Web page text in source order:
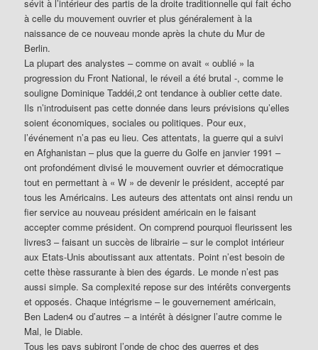
sévit à l’intérieur des partis de la droite traditionnelle qui fait écho
à celle du mouvement ouvrier et plus généralement à la
naissance de ce nouveau monde après la chute du Mur de
Berlin.
La plupart des analystes – comme on avait « oublié » la
progression du Front National, le réveil a été brutal -, comme le
souligne Dominique Taddéi,2 ont tendance à oublier cette date.
Ils n’introduisent pas cette donnée dans leurs prévisions qu’elles
soient économiques, sociales ou politiques. Pour eux,
l’événement n’a pas eu lieu. Ces attentats, la guerre qui a suivi
en Afghanistan – plus que la guerre du Golfe en janvier 1991 –
ont profondément divisé le mouvement ouvrier et démocratique
tout en permettant à « W » de devenir le président, accepté par
tous les Américains. Les auteurs des attentats ont ainsi rendu un
fier service au nouveau président américain en le faisant
accepter comme président. On comprend pourquoi fleurissent les
livres3 – faisant un succès de librairie – sur le complot intérieur
aux Etats-Unis aboutissant aux attentats. Point n’est besoin de
cette thèse rassurante à bien des égards. Le monde n’est pas
aussi simple. Sa complexité repose sur des intérêts convergents
et opposés. Chaque intégrisme – le gouvernement américain,
Ben Laden4 ou d’autres – a intérêt à désigner l’autre comme le
Mal, le Diable.
Tous les pays subiront l’onde de choc des guerres et des